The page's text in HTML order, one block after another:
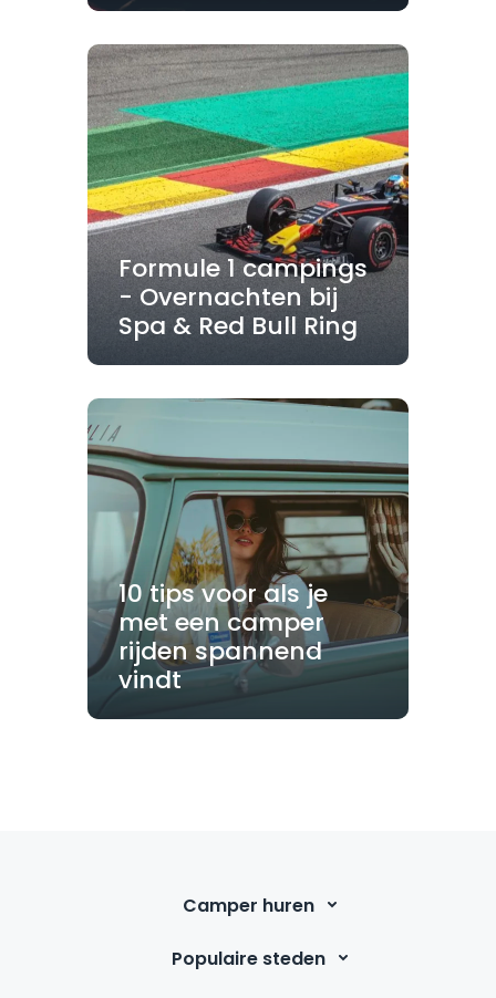
Formule 1 campings
- Overnachten bij
Spa & Red Bull Ring
10 tips voor als je
met een camper
rijden spannend
vindt
Camper huren
Populaire steden